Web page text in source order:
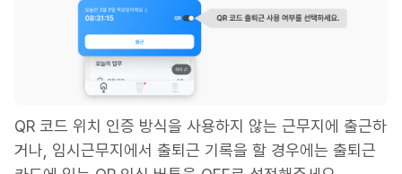
QR 코드 위치 인증 방식을 사용하지 않는 근무지에 출근하
거나, 임시근무지에서 출퇴근 기록을 할 경우에는 출퇴근